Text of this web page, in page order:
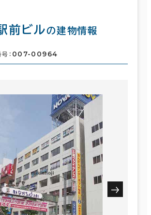
前ビルの建物情報
： 007-00964